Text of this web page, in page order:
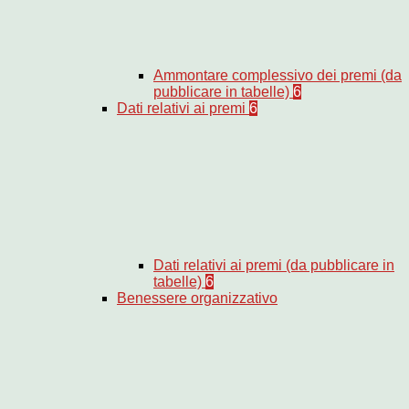
Ammontare complessivo dei premi (da
pubblicare in tabelle) 6
Dati relativi ai premi 6
Dati relativi ai premi (da pubblicare in
tabelle) 6
Benessere organizzativo